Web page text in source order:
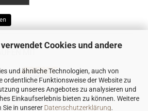
Cookies und andere
und ähnliche Technologien, auch von
ordentliche Funktionsweise der Website zu
unseres Angebotes zu analysieren und
Einkaufserlebnis bieten zu können. Weitere
in unserer Datenschutzerklärung.
MIT